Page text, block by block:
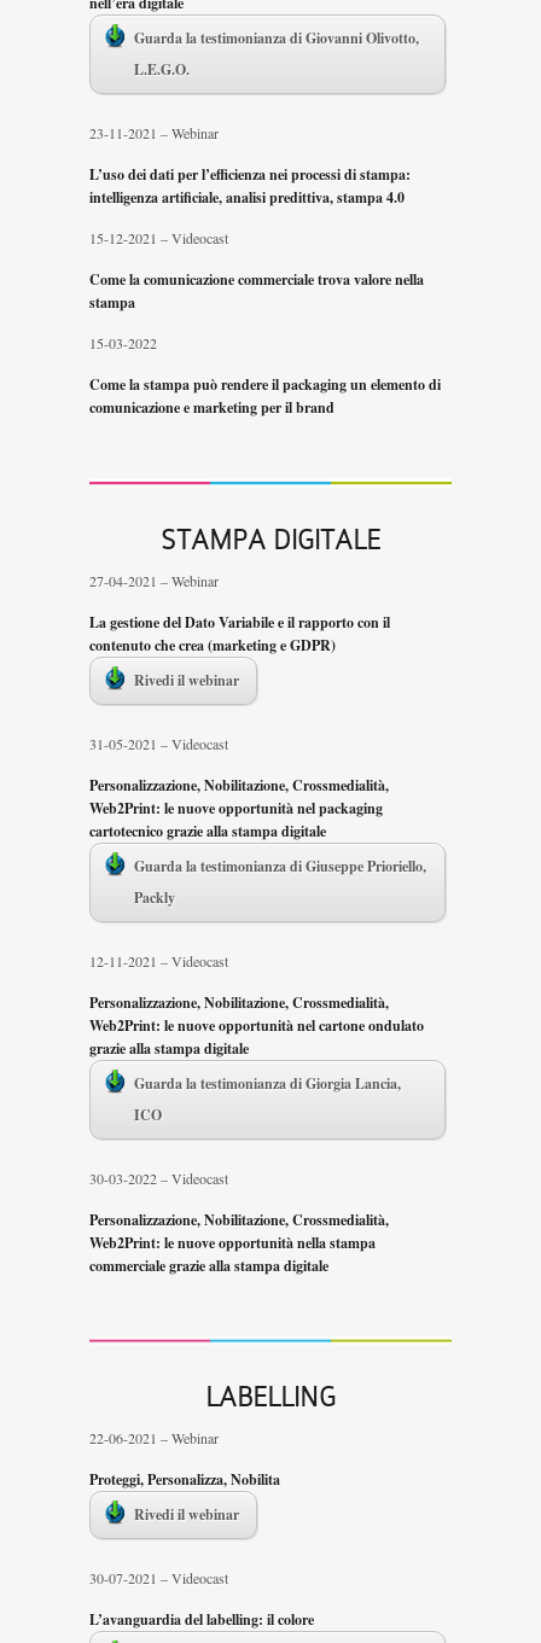
Guarda la testimonianza di Giovanni Olivotto,
L.E.G.O.
23-11-2021 – Webinar
L’uso dei dati per l’efficienza nei processi di stampa:
intelligenza artificiale, analisi predittiva, stampa 4.0
15-12-2021 – Videocast
Come la comunicazione commerciale trova valore nella
stampa
15-03-2022
Come la stampa può rendere il packaging un elemento di
comunicazione e marketing per il brand
STAMPA DIGITALE
27-04-2021 – Webinar
La gestione del Dato Variabile e il rapporto con il
contenuto che crea (marketing e GDPR)
Rivedi il webinar
31-05-2021 – Videocast
Personalizzazione, Nobilitazione, Crossmedialità,
Web2Print: le nuove opportunità nel packaging
cartotecnico grazie alla stampa digitale
Guarda la testimonianza di Giuseppe Prioriello,
Packly
12-11-2021 – Videocast
Personalizzazione, Nobilitazione, Crossmedialità,
Web2Print: le nuove opportunità nel cartone ondulato
grazie alla stampa digitale
Guarda la testimonianza di Giorgia Lancia,
ICO
30-03-2022 – Videocast
Personalizzazione, Nobilitazione, Crossmedialità,
Web2Print: le nuove opportunità nella stampa
commerciale grazie alla stampa digitale
LABELLING
22-06-2021 – Webinar
Proteggi, Personalizza, Nobilita
Rivedi il webinar
30-07-2021 – Videocast
L’avanguardia del labelling: il colore